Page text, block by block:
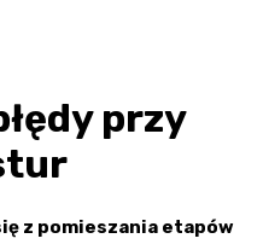
przy
z pomieszania etapów